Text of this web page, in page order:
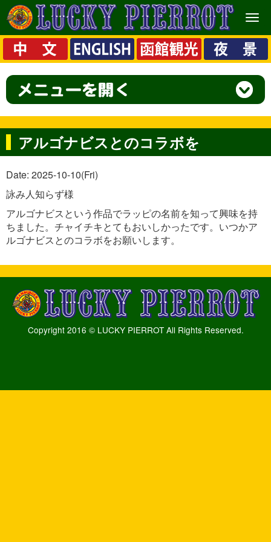
メ
ニ
ュ
ー
アルゴナビスとのコラボを
Date: 2025-10-10(Fri)
詠み人知らず様
アルゴナビスという作品でラッピの名前を知って興味を持
ちました。チャイチキとてもおいしかったです。いつかア
ルゴナビスとのコラボをお願いします。
Copyright 2016 © LUCKY PIERROT All Rights Reserved.